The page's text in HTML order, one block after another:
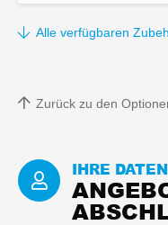
Alle verfügbaren
Zurück zu den
IHRE DATEN